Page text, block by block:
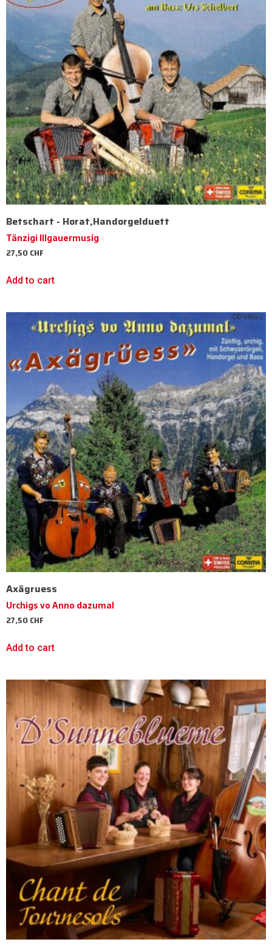
Betschart - Horat,Handorgelduett
Tänzigi Illgauermusig
27,50CHF
Add to cart
Axägruess
Urchigs vo Anno dazumal
27,50CHF
Add to cart